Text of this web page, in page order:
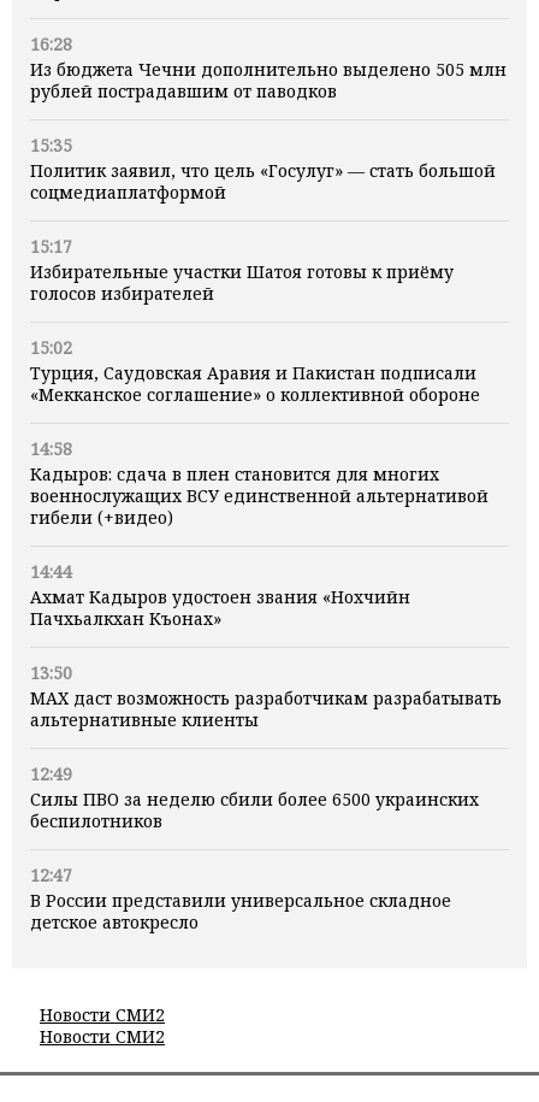
16:28
Из бюджета Чечни дополнительно выделено 505 млн
рублей пострадавшим от паводков
15:35
Политик заявил, что цель «Госулуг» — стать большой
соцмедиаплатформой
15:17
Избирательные участки Шатоя готовы к приёму
голосов избирателей
15:02
Турция, Саудовская Аравия и Пакистан подписали
«Мекканское соглашение» о коллективной обороне
14:58
Кадыров: сдача в плен становится для многих
военнослужащих ВСУ единственной альтернативой
гибели (+видео)
14:44
Ахмат Кадыров удостоен звания «Нохчийн
Пачхьалкхан Къонах»
13:50
MAX даст возможность разработчикам разрабатывать
альтернативные клиенты
12:49
Силы ПВО за неделю сбили более 6500 украинских
беспилотников
12:47
В России представили универсальное складное
детское автокресло
Новости СМИ2
Новости СМИ2